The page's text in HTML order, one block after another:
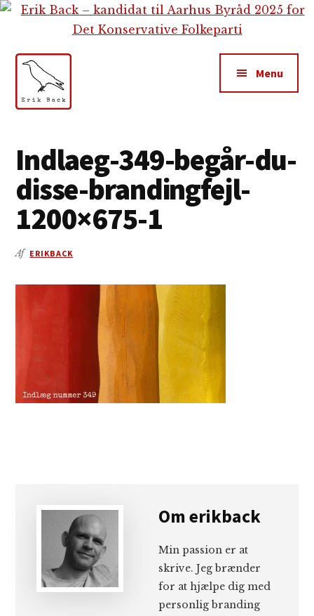
Skip
Gå
primær
sidebar
Skip
Additional
Back
creation,
blog,
e-
mail,
medier
Menu
Indlaeg-349-begår-du-
disse-brandingfejl-
1200×675-1
Af ERIKBACK
Omerikback
Min passion er at
skrive. Jeg brænder
for at hjælpe dig med
personlig branding